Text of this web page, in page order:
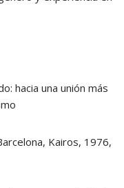
hacia una unión más
Kairos, 1976,